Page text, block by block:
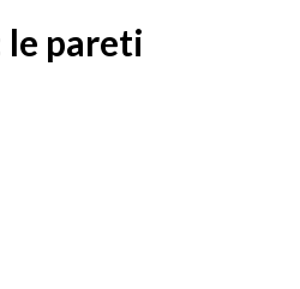
le pareti